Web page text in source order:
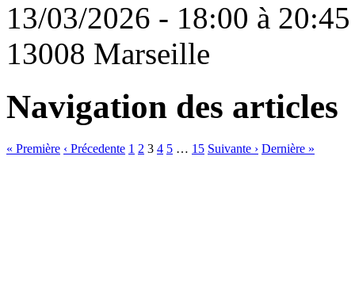
13/03/2026 - 18:00 à 20:45
13008 Marseille
Navigation des articles
« Première ‹ Précedente 1 2 3 4 5 … 15 Suivante › Dernière »